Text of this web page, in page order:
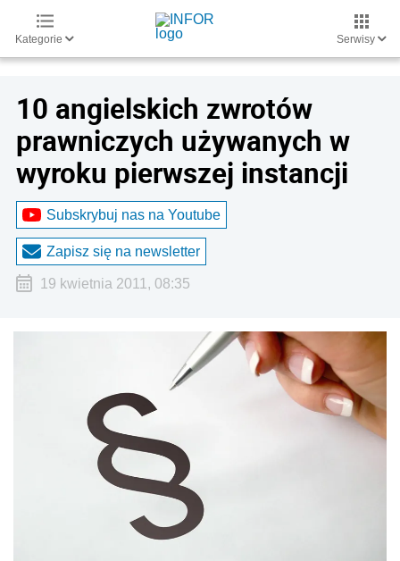
Kategorie Serwisy
10 angielskich zwrotów
prawniczych używanych w
wyroku pierwszej instancji
Subskrybuj nas na Youtube
Zapisz się na newsletter
19 kwietnia 2011, 08:35